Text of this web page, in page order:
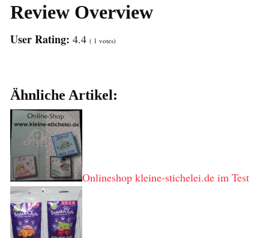
Review Overview
User Rating: 4.4 ( 1 votes)
Ähnliche Artikel:
Onlineshop kleine-stichelei.de im Test